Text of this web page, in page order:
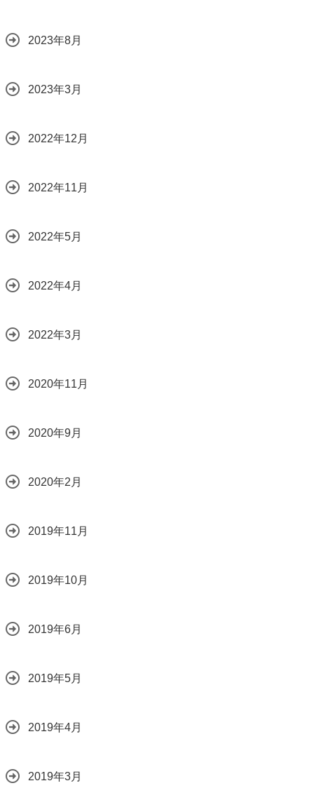
2023年8月
2023年3月
2022年12月
2022年11月
2022年5月
2022年4月
2022年3月
2020年11月
2020年9月
2020年2月
2019年11月
2019年10月
2019年6月
2019年5月
2019年4月
2019年3月